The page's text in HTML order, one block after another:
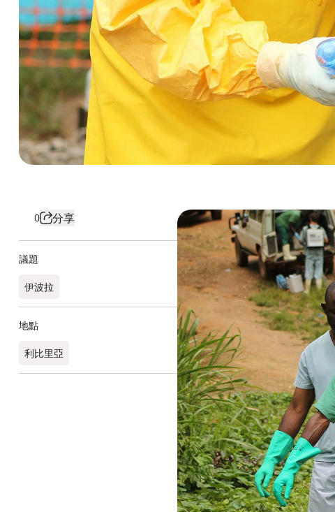
0 分享
議題
伊波拉
地點
利比里亞